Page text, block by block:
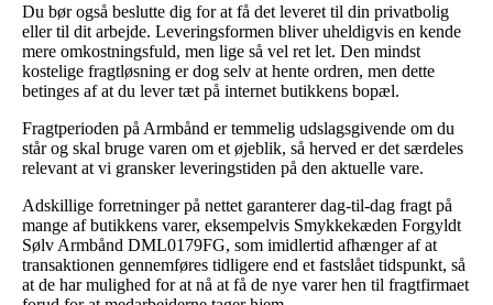
Du bør også beslutte dig for at få det leveret til din privatbolig
eller til dit arbejde. Leveringsformen bliver uheldigvis en kende
mere omkostningsfuld, men lige så vel ret let. Den mindst
kostelige fragtløsning er dog selv at hente ordren, men dette
betinges af at du lever tæt på internet butikkens bopæl.
Fragtperioden på Armbånd er temmelig udslagsgivende om du
står og skal bruge varen om et øjeblik, så herved er det særdeles
relevant at vi gransker leveringstiden på den aktuelle vare.
Adskillige forretninger på nettet garanterer dag-til-dag fragt på
mange af butikkens varer, eksempelvis Smykkekæden Forgyldt
Sølv Armbånd DML0179FG, som imidlertid afhænger af at
transaktionen gennemføres tidligere end et fastslået tidspunkt, så
at de har mulighed for at nå at få de nye varer hen til fragtfirmaet